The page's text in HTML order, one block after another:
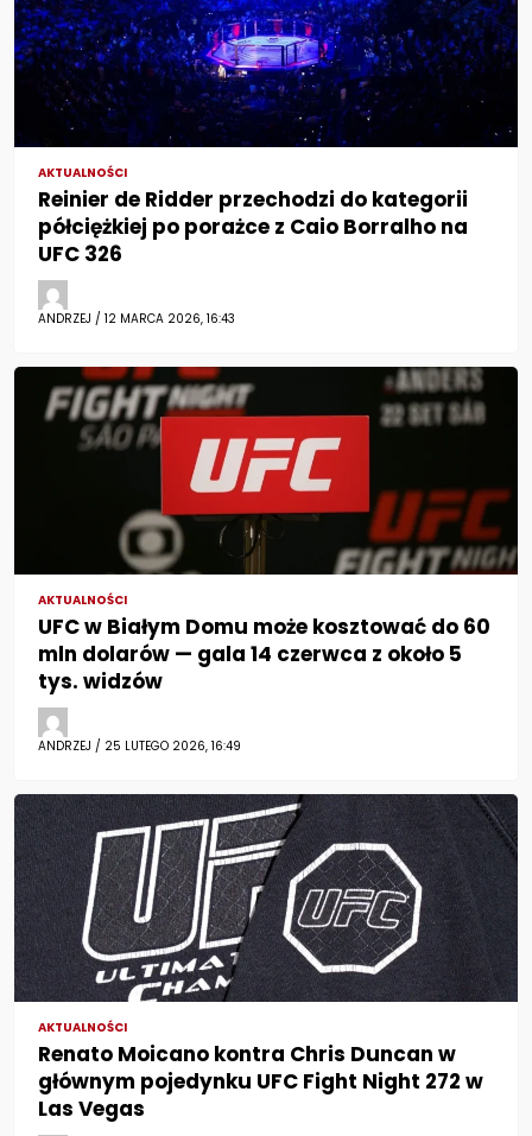
AKTUALNOŚCI
Reinier de Ridder przechodzi do kategorii
półciężkiej po porażce z Caio Borralho na
UFC 326
ANDRZEJ / 12 MARCA 2026, 16:43
AKTUALNOŚCI
UFC w Białym Domu może kosztować do 60
mln dolarów — gala 14 czerwca z około 5
tys. widzów
ANDRZEJ / 25 LUTEGO 2026, 16:49
AKTUALNOŚCI
Renato Moicano kontra Chris Duncan w
głównym pojedynku UFC Fight Night 272 w
Las Vegas